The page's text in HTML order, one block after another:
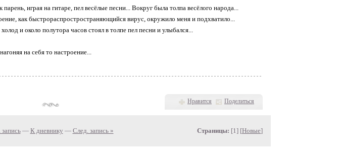
играя на гитаре, пел весёлые песни... Вокруг была толпа весёлого народа...
как быстрораспростространяющийся вирус, окружило меня и подхватило...
и около полутора часов стоял в толпе пел песни и улыбался...
на себя то настроение...
Нравится Поделиться
— К дневнику — След. запись » Страницы: [1] [Новые]